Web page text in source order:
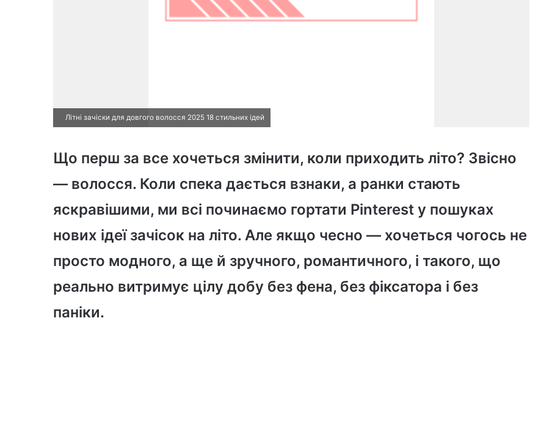
Літні зачіски для довгого волосся 2025 18 стильних ідей
Що перш за все хочеться змінити, коли приходить літо? Звісно
— волосся. Коли спека дається взнаки, а ранки стають
яскравішими, ми всі починаємо гортати Pinterest у пошуках
нових ідеї зачісок на літо. Але якщо чесно — хочеться чогось не
просто модного, а ще й зручного, романтичного, і такого, що
реально витримує цілу добу без фена, без фіксатора і без
паніки.